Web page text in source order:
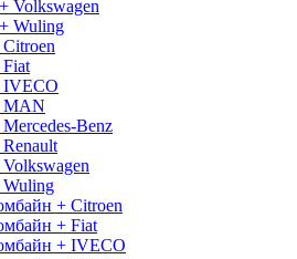
Volkswagen
Wuling
IVECO
MAN
Benz
Wuling
+ Citroen
+ Fiat
+ IVECO